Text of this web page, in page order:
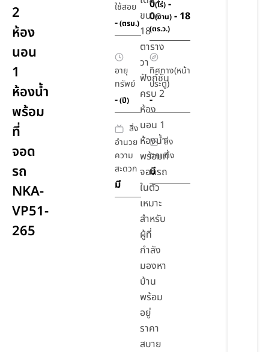
2
ห้อง
นอน
1
ห้องน้ำ
พร้อม
ที่
จอด
รถ
NKA-
VP51-
265
ใช้สอย
-(ตรม.)
0(ไร่) -
0(งาน) - 18
(ตร.ว.)
อายุ
ทรัพย์
-(ปี)
ทิศทาง(หน้า
ประตู)
-
สิ่ง
อำนวย
ความ
สะดวก
มี
สิ่ง
ตกแต่ง
มี
ขนาด
18
ตาราง
วา
ฟังก์ชัน
ครบ 2
ห้อง
นอน 1
ห้องน้ำ
พร้อมที่
จอดรถ
ในตัว
เหมาะ
สำหรับ
ผู้ที่
กำลัง
มองหา
บ้าน
พร้อม
อยู่
ราคา
สบาย